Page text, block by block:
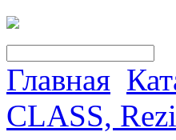
Главная
CLASS,